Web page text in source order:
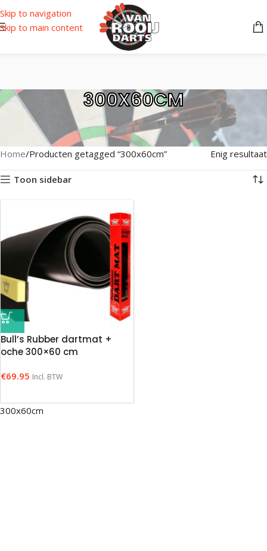
Skip to navigation
Skip to main content
300X60CM
Home Producten getagged “300x60cm” Enig resultaat
Toon sidebar
Bull’s Rubber dartmat +
oche 300×60 cm
€69.95 Incl. BTW
300x60cm